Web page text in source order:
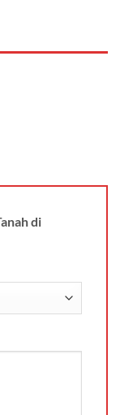
di